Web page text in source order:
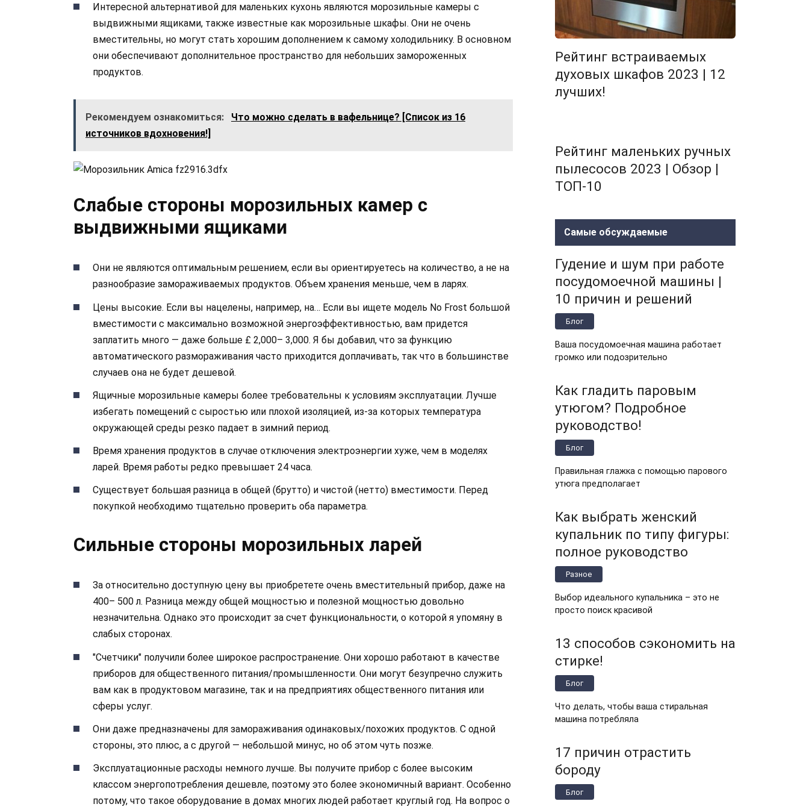
Интересной альтернативой для маленьких кухонь являются морозильные камеры с
выдвижными ящиками, также известные как морозильные шкафы. Они не очень
вместительны, но могут стать хорошим дополнением к самому холодильнику. В основном
они обеспечивают дополнительное пространство для небольших замороженных
продуктов.
Рекомендуем ознакомиться:
Что можно сделать в вафельнице? [Список из 16
источников вдохновения!]
Слабые стороны морозильных камер с
выдвижными ящиками
Они не являются оптимальным решением, если вы ориентируетесь на количество, а не на
разнообразие замораживаемых продуктов. Объем хранения меньше, чем в ларях.
Цены высокие. Если вы нацелены, например, на… Если вы ищете модель No Frost большой
вместимости с максимально возможной энергоэффективностью, вам придется
заплатить много — даже больше £ 2,000– 3,000. Я бы добавил, что за функцию
автоматического размораживания часто приходится доплачивать, так что в большинстве
случаев она не будет дешевой.
Ящичные морозильные камеры более требовательны к условиям эксплуатации. Лучше
избегать помещений с сыростью или плохой изоляцией, из-за которых температура
окружающей среды резко падает в зимний период.
Время хранения продуктов в случае отключения электроэнергии хуже, чем в моделях
ларей. Время работы редко превышает 24 часа.
Существует большая разница в общей (брутто) и чистой (нетто) вместимости. Перед
покупкой необходимо тщательно проверить оба параметра.
Сильные стороны морозильных ларей
За относительно доступную цену вы приобретете очень вместительный прибор, даже на
400– 500 л. Разница между общей мощностью и полезной мощностью довольно
незначительна. Однако это происходит за счет функциональности, о которой я упомяну в
слабых сторонах.
"Счетчики" получили более широкое распространение. Они хорошо работают в качестве
приборов для общественного питания/промышленности. Они могут безупречно служить
вам как в продуктовом магазине, так и на предприятиях общественного питания или
сферы услуг.
Они даже предназначены для замораживания одинаковых/похожих продуктов. С одной
стороны, это плюс, а с другой — небольшой минус, но об этом чуть позже.
Эксплуатационные расходы немного лучше. Вы получите прибор с более высоким
классом энергопотребления дешевле, поэтому это более экономичный вариант. Особенно
потому, что такое оборудование в домах многих людей работает круглый год. На вопрос о
Рейтинг встраиваемых
духовых шкафов 2023 | 12
лучших!
Рейтинг маленьких ручных
пылесосов 2023 | Обзор |
ТОП-10
Самые обсуждаемые
Гудение и шум при работе
посудомоечной машины |
10 причин и решений
Блог
Ваша посудомоечная машина работает
громко или подозрительно
Как гладить паровым
утюгом? Подробное
руководство!
Блог
Правильная глажка с помощью парового
утюга предполагает
Как выбрать женский
купальник по типу фигуры:
полное руководство
Разное
Выбор идеального купальника – это не
просто поиск красивой
13 способов сэкономить на
стирке!
Блог
Что делать, чтобы ваша стиральная
машина потребляла
17 причин отрастить
бороду
Блог